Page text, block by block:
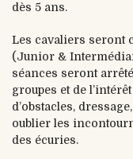
dès 5 ans.
Les cavaliers seront
(Junior &
séances seront
groupes et de
d’obstacles,
oublier les
des écuries.